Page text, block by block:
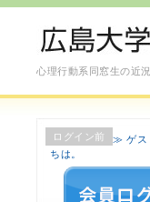
心理行動系同窓生の近
ログイン前
≫ ゲス
ちは。